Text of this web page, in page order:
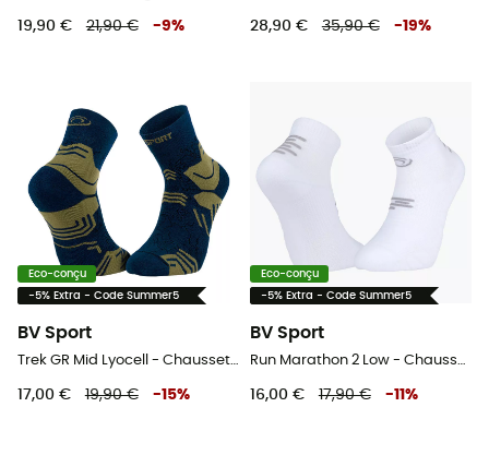
19,90 € 21,90 € -9% 28,90 € 35,90 € -19%
Eco-conçu
-5% Extra - Code Summer5
BV Sport
17,00 € 19,90 € -15%
Eco-conçu
-5% Extra - Code Summer5
BV Sport
16,00 € 17,90 € -11 %